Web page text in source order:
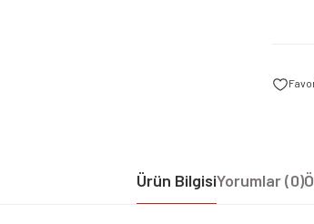
Ürün BilgisiYorumlar (0)